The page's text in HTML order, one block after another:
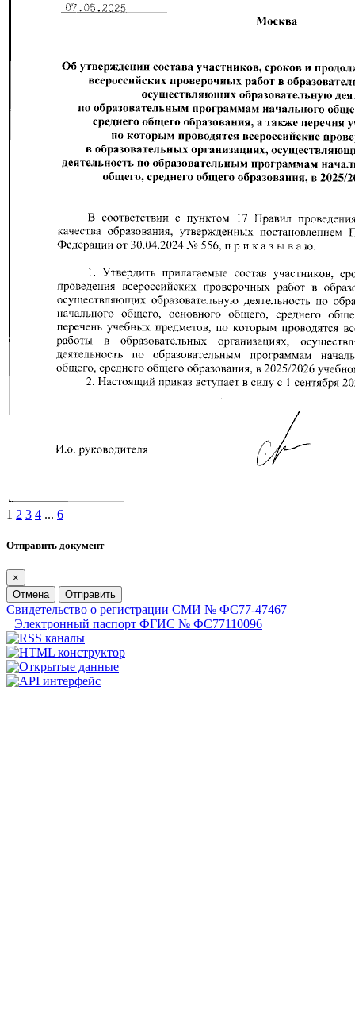
1 2 3 4 ... 6
Отправить документ
×
Отмена
Отправить
Свидетельство о регистрации СМИ № ФС77-47467
Электронный паспорт ФГИС № ФС77110096